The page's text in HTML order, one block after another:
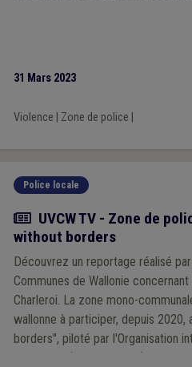
31 Mars 2023
Violence Zone de police
Police locale
Actualité
UVCW TV - Zone de
without borders
Découvrez un reportage réalisé
Communes de Wallonie
Charleroi. La zone mono-
wallonne à participer, depuis
borders", piloté par l'Organisation
migrations (Nations Unies), qui